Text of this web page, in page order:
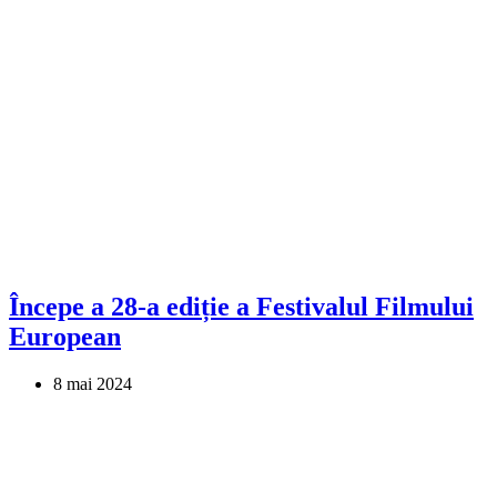
Începe a 28-a ediție a Festivalul Filmului
European
8 mai 2024